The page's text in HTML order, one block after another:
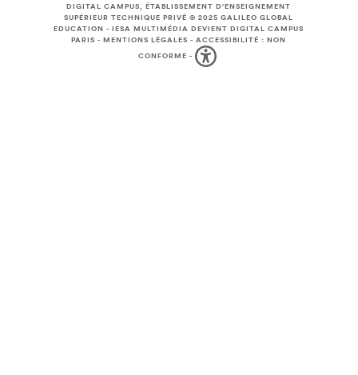
DIGITAL CAMPUS, ÉTABLISSEMENT D'ENSEIGNEMENT
SUPÉRIEUR TECHNIQUE PRIVÉ © 2025GALILEO GLOBAL
EDUCATION -IESA MULTIMÉDIA DEVIENT DIGITAL CAMPUS
PARIS -MENTIONS LÉGALES -ACCESSIBILITÉ : NON
CONFORME -